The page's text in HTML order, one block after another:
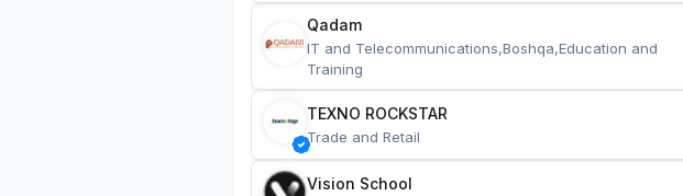
Qadam
IT and Telecommunications,Boshqa,Education and
Training
TEXNO ROCKSTAR
Trade and Retail
Vision School